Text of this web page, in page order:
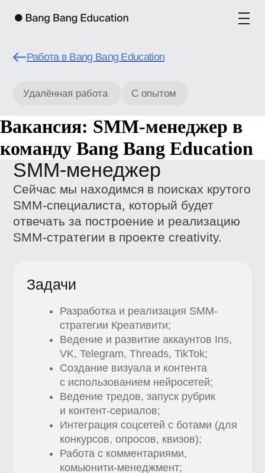
Вакансия: SMM-менеджер в
команду Bang Bang Education
SMM-менеджер
Сейчас мы находимся в поисках крутого
SMM-специалиста, который будет
отвечать за построение и реализацию
SMM-стратегии в проекте creativity.
Задачи
Разработка и реализация SMM-
Ведение и развитие аккаунтов Ins,
Ведение тредов, запуск рубрик
и контент-сериалов;
конкурсов, опросов, квизов);
Работа с комментариями,
комьюнити-менеджмент;
Аналитика эффективности
и отчётность.
Что мы ждем от успешных
кандидатов
Релевантный опыт работы
в EdTech или креативной
индустрии от 2-х лет;
Опыт создания контента
с нейросетями: ChatGPT,
Midjourney, Google Veo, Nano